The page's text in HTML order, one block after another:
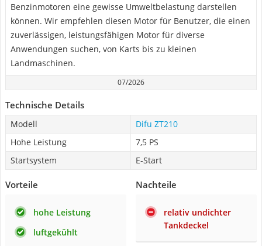
Benzinmotoren eine gewisse Umweltbelastung darstellen
können. Wir empfehlen diesen Motor für Benutzer, die einen
zuverlässigen, leistungsfähigen Motor für diverse
Anwendungen suchen, von Karts bis zu kleinen
Landmaschinen.
07/2026
Technische Details
Modell
Difu ZT210
Hohe Leistung
7,5 PS
Startsystem
E-Start
Vorteile
hohe Leistung
luftgekühlt
Nachteile
relativ undichter
Tankdeckel